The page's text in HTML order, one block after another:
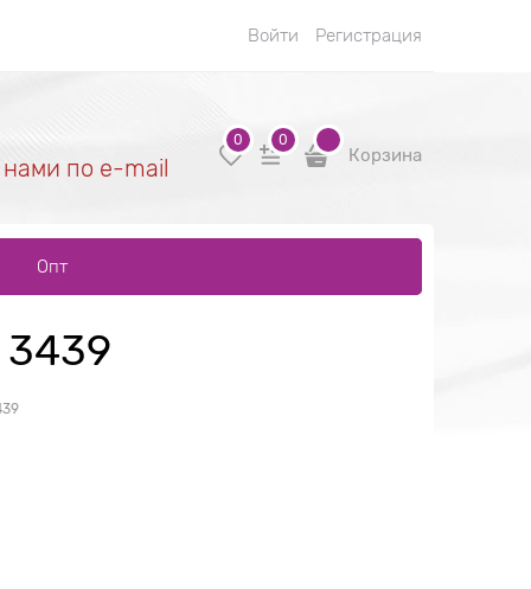
Войти Регистрация
нами по e-mail
0 0
Корзина
Опт
3439